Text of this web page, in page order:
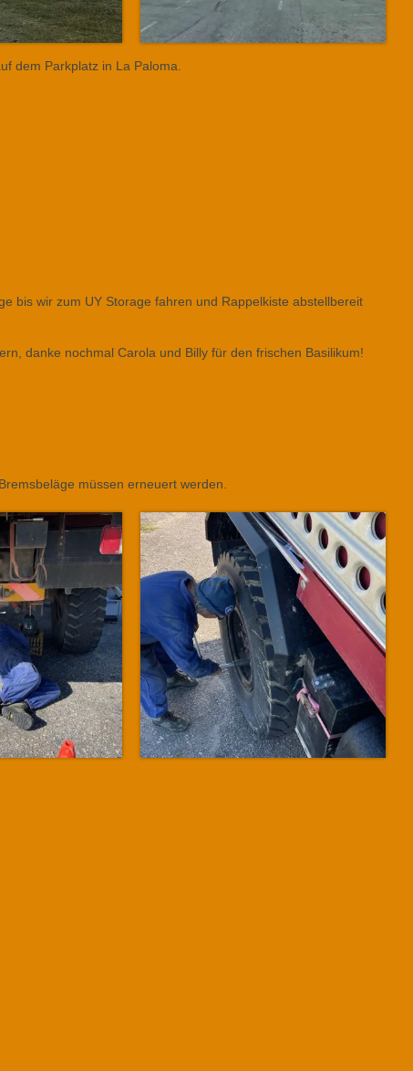
dem Parkplatz in La Paloma.
bis wir zum UY Storage fahren und Rappelkiste abstellbereit
danke nochmal Carola und Billy für den frischen Basilikum!
müssen erneuert werden.